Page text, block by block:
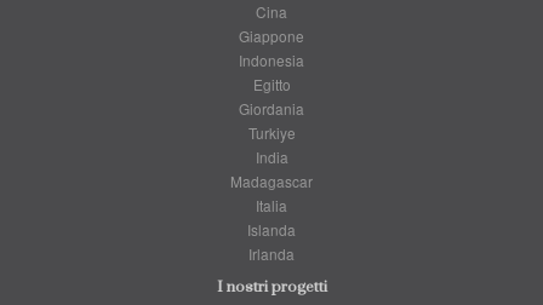
Cina
Giappone
Indonesia
Egitto
Giordania
Turkiye
India
Madagascar
Italia
Islanda
Irlanda
I nostri progetti